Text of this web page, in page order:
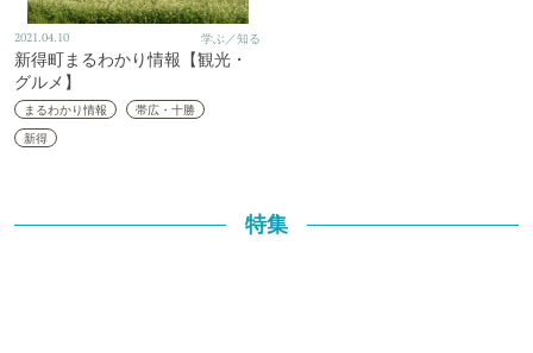
2021.04.10 学ぶ／知る
新得町まるわかり情報【観光・
グルメ】
まるわかり情報
帯広・十勝
新得
特集